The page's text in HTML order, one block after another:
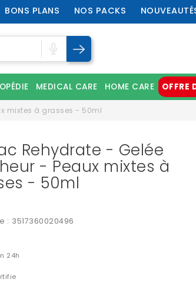
BONS PLANS NOS PACKS
MEDICAL CARE HOME CARE OFFRE
mixtes à grasses - 50ml
Rehydrate - Gelée
- Peaux mixtes à
- 50ml
: 3517360020496
24h